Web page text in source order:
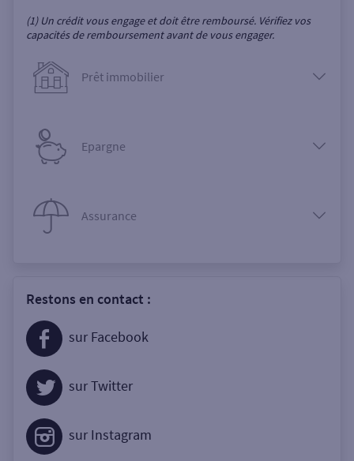
(1) Un crédit vous engage et doit être remboursé. Vérifiez vos
capacités de remboursement avant de vous engager.
Prêt immobilier
Epargne
Assurance
Restons en contact :
sur Facebook
sur Twitter
sur Instagram